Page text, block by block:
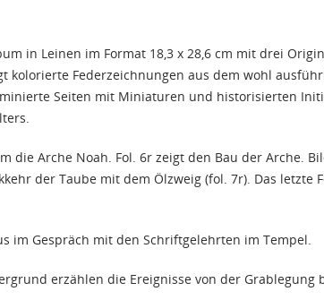
in Leinen im Format 18,3 x 28,6 cm mit drei
kolorierte Federzeichnungen aus dem wohl
Seiten mit Miniaturen und historisierten
die Arche Noah. Fol. 6r zeigt den Bau der Arche.
der Taube mit dem Ölzweig (fol. 7r). Das letzte
im Gespräch mit den Schriftgelehrten im Tempel.
erzählen die Ereignisse von der Grablegung